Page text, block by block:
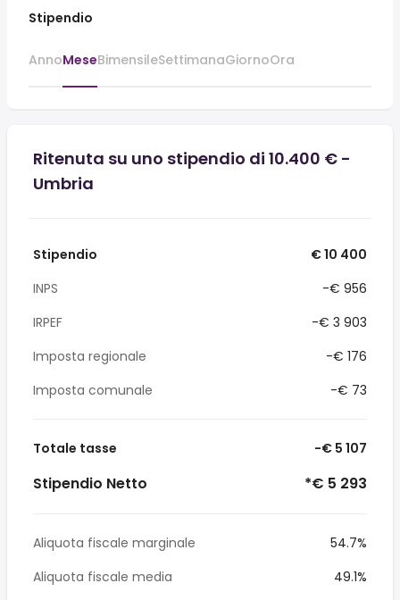
Stipendio
AnnoMeseBimensileSettimanaGiornoOra
Ritenuta su uno stipendio di 10.400 € -
Umbria
Stipendio
€ 10 400
INPS
-€ 956
IRPEF
-€ 3 903
Imposta regionale
-€ 176
Imposta comunale
-€ 73
Totale tasse -€ 5 107
Stipendio Netto *€ 5 293
Aliquota fiscale marginale
54.7%
Aliquota fiscale media
49.1%